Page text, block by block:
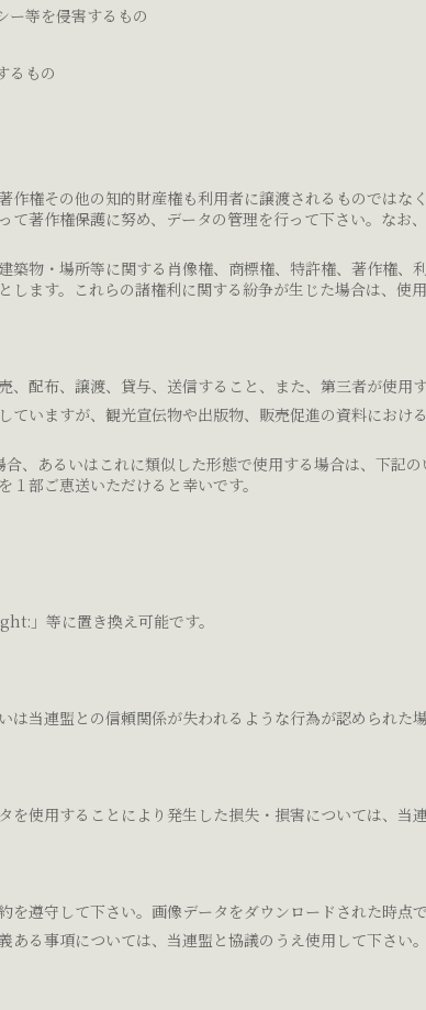
ー等を侵害するもの
るもの
作権その他の知的財産権も利用者に譲渡されるものでは
て著作権保護に努め、データの管理を行って下さい。なお
築物・場所等に関する肖像権、商標権、特許権、著作権
ます。これらの諸権利に関する紛争が生じた場合は、使
配布、譲渡、貸与、送信すること、また、第三者が使用
ていますが、観光宣伝物や出版物、販売促進の資料にお
、あるいはこれに類似した形態で使用する場合は、下記
部ご恵送いただけると幸いです。
」等に置き換え可能です。
当連盟との信頼関係が失われるような行為が認められた
使用することにより発生した損失・損害については、当
遵守して下さい。画像データをダウンロードされた時点
る事項については、当連盟と協議のうえ使用して下さい。